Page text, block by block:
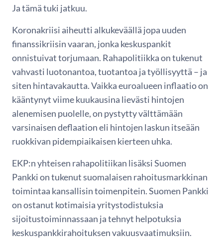
Ja tämä tuki jatkuu.
Koronakriisi aiheutti alkukeväällä jopa uuden
finanssikriisin vaaran, jonka keskuspankit
onnistuivat torjumaan. Rahapolitiikka on tukenut
vahvasti luotonantoa, tuotantoa ja työllisyyttä – ja
siten hintavakautta. Vaikka euroalueen inflaatio on
kääntynyt viime kuukausina lievästi hintojen
alenemisen puolelle, on pystytty välttämään
varsinaisen deflaation eli hintojen laskun itseään
ruokkivan pidempiaikaisen kierteen uhka.
EKP:n yhteisen rahapolitiikan lisäksi Suomen
Pankki on tukenut suomalaisen rahoitusmarkkinan
toimintaa kansallisin toimenpitein. Suomen Pankki
on ostanut kotimaisia yritystodistuksia
sijoitustoiminnassaan ja tehnyt helpotuksia
keskuspankkirahoituksen vakuusvaatimuksiin.